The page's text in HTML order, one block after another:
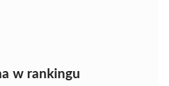
w rankingu